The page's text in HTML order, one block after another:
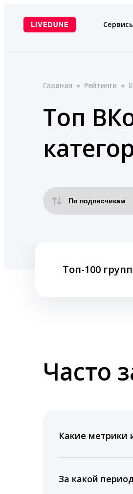
содержимому
Главная ● Рейтинги ●
Топ
Топ-100
Часто
Какие метрики
время для
За какой